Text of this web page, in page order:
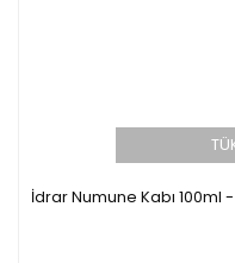
İdrar Numune Kabı 100ml